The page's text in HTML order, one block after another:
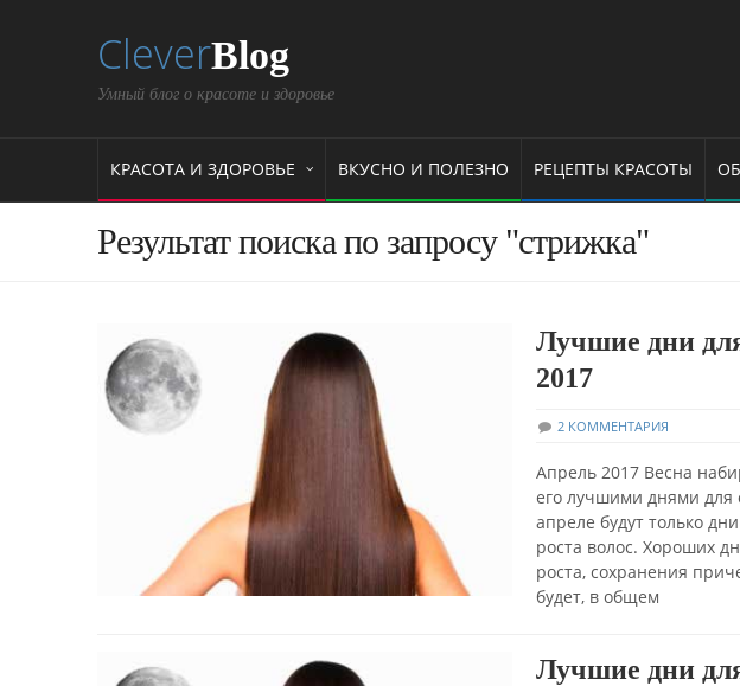
CleverBlog
Умный блог о красоте и здоровье
КРАСОТА И ЗДОРОВЬЕ ВКУСНО И ПОЛЕЗНО РЕЦЕПТЫ КРАСОТЫ
Результат поиска по запросу "стрижка"
Лучшие дни
2017
2 КОММЕНТАРИЯ
Апрель 2017 Весна
его лучшими днями для
апреле будут только
роста волос. Хороших
роста, сохранения
будет, в общем
Лучшие дни